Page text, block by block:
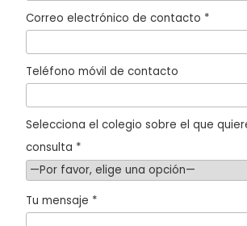
Correo electrónico de contacto *
Teléfono móvil de contacto
Selecciona el colegio sobre el que
consulta *
Tu mensaje *